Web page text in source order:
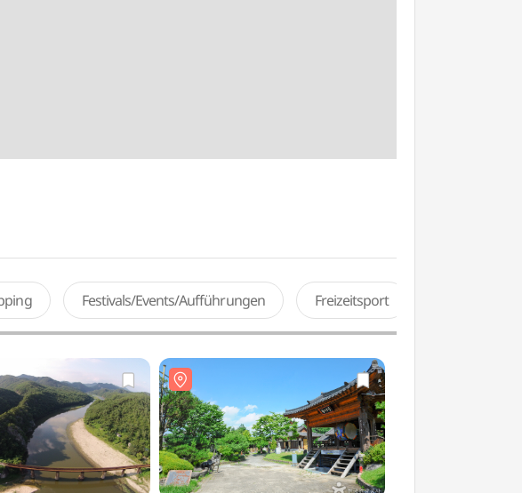
Festivals/Events/Aufführungen Freizeitsport